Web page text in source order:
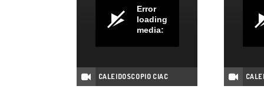
Error
loading
media:
CALEIDOSCOPIO CIAC